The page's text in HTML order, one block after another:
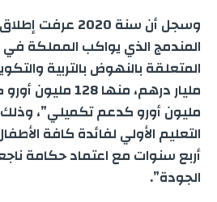
وسجل أن سنة 2020
المندمج الذي يواكب المملكة في
مليون أورو كدعم تكميلي”،
التعليم الأولي لفائدة كافة
أربع سنوات مع اعتماد حكامة
الجودة”.